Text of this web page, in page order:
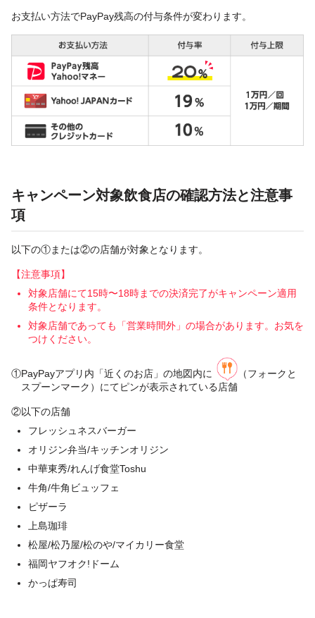
お支払い方法でPayPay残高の付与条件が変わります。
キャンペーン対象飲食店の確認方法と注意事
項
以下の①または②の店舗が対象となります。
【注意事項】
対象店舗にて15時〜18時までの決済完了がキャンペーン適用
条件となります。
対象店舗であっても「営業時間外」の場合があります。お気を
つけください。
①PayPayアプリ内「近くのお店」の地図内に
（フォークと
スプーンマーク）にてピンが表示されている店舗
②以下の店舗
フレッシュネスバーガー
オリジン弁当/キッチンオリジン
中華東秀/れんげ食堂Toshu
牛角/牛角ビュッフェ
ピザーラ
上島珈琲
松屋/松乃屋/松のや/マイカリー食堂
福岡ヤフオク!ドーム
かっぱ寿司